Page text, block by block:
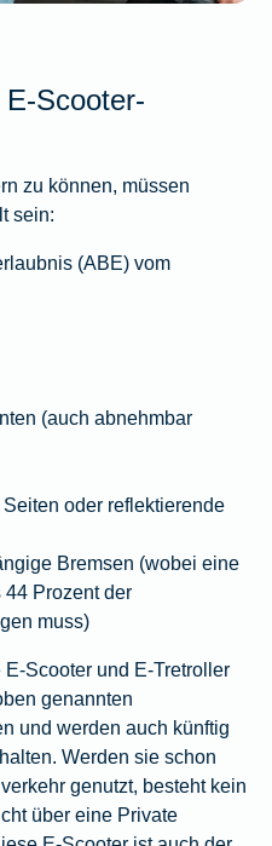
Scooter-
zu können, müssen
sein:
(ABE) vom
(auch abnehmbar
oder reflektierende
Bremsen (wobei eine
Prozent der
muss)
Scooter und E-Tretroller
genannten
und werden auch künftig
Werden sie schon
genutzt, besteht kein
über eine Private